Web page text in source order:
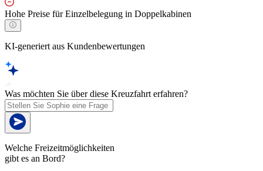
Hohe Preise für Einzelbelegung in Doppelkabinen
KI-generiert aus Kundenbewertungen
Was möchten Sie über diese Kreuzfahrt erfahren?
Welche Freizeitmöglichkeiten
gibt es an Bord?